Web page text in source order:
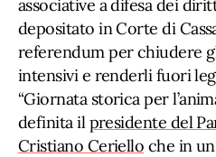
associative a difesa dei
depositato in Corte di
referendum per chiudere
intensivi e renderli fuori
“Giornata storica per
definita il presidente del
Cristiano Ceriello che in